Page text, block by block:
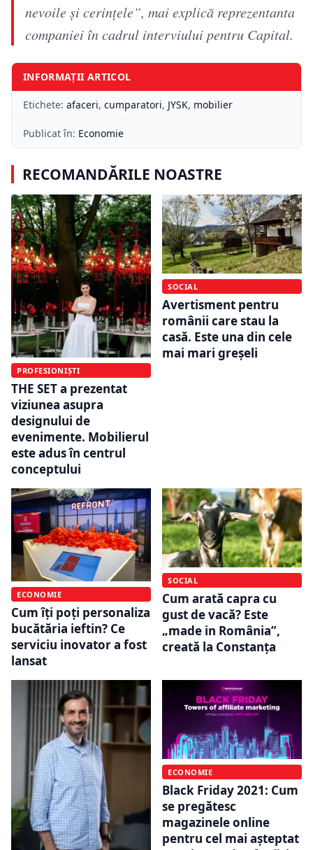
nevoile și cerințele”, mai explică reprezentanta
companiei în cadrul interviului pentru Capital.
INFORMAȚII ARTICOL
Etichete: afaceri, cumparatori, JYSK, mobilier
Publicat în: Economie
RECOMANDĂRILE NOASTRE
PROFESIONIȘTI
THE SET a prezentat
viziunea asupra
designului de
evenimente. Mobilierul
este adus în centrul
conceptului
SOCIAL
Avertisment pentru
românii care stau la
casă. Este una din cele
mai mari greșeli
ECONOMIE
Cum îți poți personaliza
bucătăria ieftin? Ce
serviciu inovator a fost
lansat
SOCIAL
Cum arată capra cu
gust de vacă? Este
„made in România”,
creată la Constanța
ECONOMIE
Black Friday 2021: Cum
se pregătesc
magazinele online
pentru cel mai așteptat